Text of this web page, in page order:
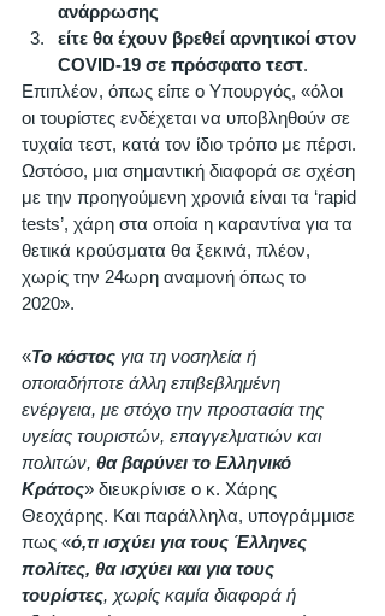
ανάρρωσης
είτε θα έχουν βρεθεί αρνητικοί στον
COVID-19 σε πρόσφατο τεστ.
Επιπλέον, όπως είπε ο Υπουργός, «όλοι
οι τουρίστες ενδέχεται να υποβληθούν σε
τυχαία τεστ, κατά τον ίδιο τρόπο με πέρσι.
Ωστόσο, μια σημαντική διαφορά σε σχέση
με την προηγούμενη χρονιά είναι τα ‘rapid
tests’, χάρη στα οποία η καραντίνα για τα
θετικά κρούσματα θα ξεκινά, πλέον,
χωρίς την 24ωρη αναμονή όπως το
2020».
«Το κόστος για τη νοσηλεία ή
οποιαδήποτε άλλη επιβεβλημένη
ενέργεια, με στόχο την προστασία της
υγείας τουριστών, επαγγελματιών και
πολιτών, θα βαρύνει το Ελληνικό
Κράτος» διευκρίνισε ο κ. Χάρης
Θεοχάρης. Και παράλληλα, υπογράμμισε
πως «ό,τι ισχύει για τους Έλληνες
πολίτες, θα ισχύει και για τους
τουρίστες, χωρίς καμία διαφορά ή